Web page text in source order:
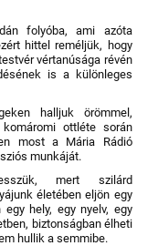
folyóba, ami azóta
hittel reméljük, hogy
vértanúsága révén
is a különleges
halljuk örömmel,
ottléte során
most a Mária Rádió
munkáját.
mert szilárd
életében eljön egy
hely, egy nyelv, egy
biztonságban élheti
hullik a semmibe.